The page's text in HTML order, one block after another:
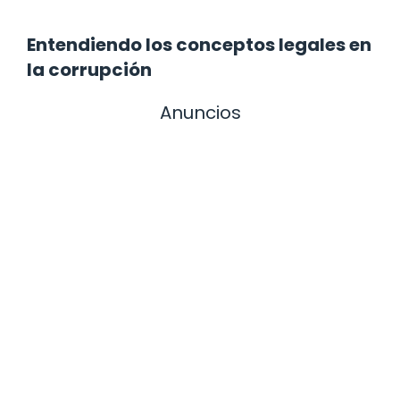
Entendiendo los conceptos legales en
la corrupción
Anuncios